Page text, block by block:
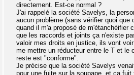
directement. Est-ce normal ?
J'ai rappelé la société Savelys, la
aucun problème (sans vérifier quoi
quand il m'a proposé de m'étanchéifier
que les raccords et joints ça n'existe
valoir mes droits en justice, ils vont
me mettre un réducteur entre le T et le
reste est "conforme".
Je précise que la société Savelys
pour une fuite sur la soupape, et ça fuit